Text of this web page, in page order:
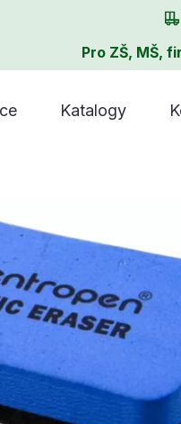
Pro ZŠ, MŠ,
Katalogy